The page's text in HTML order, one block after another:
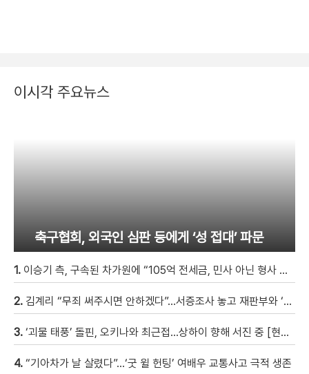
이시각 주요뉴스
축구협회, 외국인 심판 등에게 ‘성 접대’ 파문
1. 이승기 측, 구속된 차가원에 “105억 전세금, 민사 아닌 형사 범죄…엄벌 원해” [자막뉴스]
2. 김계리 “무죄 써주시면 안하겠다”…서증조사 놓고 재판부와 ‘신경전’ [현장영상]
3. ‘괴물 태풍’ 돌핀, 오키나와 최근접…상하이 향해 서진 중 [현장영상]
4. “기아차가 날 살렸다”…‘굿 윌 헌팅’ 여배우 교통사고 극적 생존